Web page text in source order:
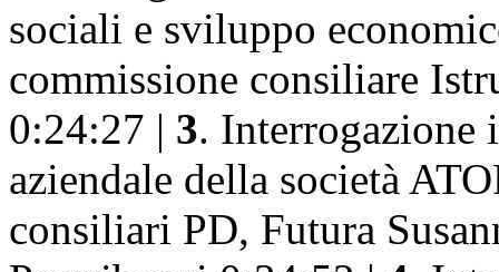
sociali e sviluppo
commissione consiliare
0:24:27 | 3. Interrogazione
aziendale della società
consiliari PD, Futura